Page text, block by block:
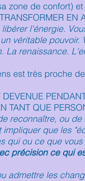
zone de confort) et
EN
l'énergie.
véritable
La renaissance.
est très proche
TANT QUE
reconnaître, ou
que les
qui ou ce que
précision ce qui
admettre les